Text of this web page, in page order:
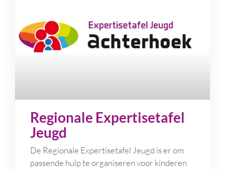
Regionale Expertisetafel
Jeugd
De Regionale Expertisetafel Jeugd is er om
passende hulp te organiseren voor kinderen